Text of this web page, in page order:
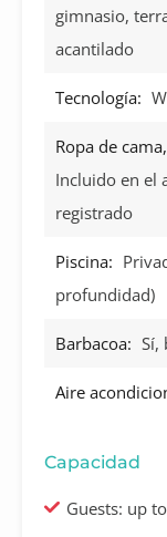
gimnasio,
acantilado
Tecnología:
Ropa de
Incluido en el
registrado
Piscina:
profundidad)
Barbacoa: Sí,
Aire
Capacidad
Guests: up